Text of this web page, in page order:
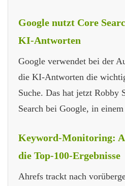
Google nutzt Core
KI-Antworten
Google verwendet bei der
die KI-Antworten die
Suche. Das hat jetzt Robby
Search bei Google, in
Keyword-Monitoring:
die Top-100-Ergebnisse
Ahrefs trackt nach